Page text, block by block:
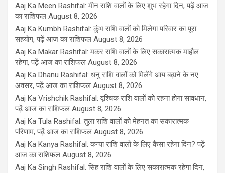
Aaj Ka Meen Rashifal: मीन राशि वालों के लिए शुभ रहेगा दिन, पढ़ें आज
का राशिफल August 8, 2026
Aaj Ka Kumbh Rashifal: कुंभ राशि वालों को मिलेगा परिवार का पूरा
सहयोग, पढ़ें आज का राशिफल August 8, 2026
Aaj Ka Makar Rashifal: मकर राशि वालों के लिए सकारात्मक माहौल
रहेगा, पढ़ें आज का राशिफल August 8, 2026
Aaj Ka Dhanu Rashifal: धनु राशि वालों को मिलेंगे आय बढ़ाने के नए
अवसर, पढ़ें आज का राशिफल August 8, 2026
Aaj Ka Vrishchik Rashifal: वृश्चिक राशि वालों को रहना होगा सावधान,
पढ़ें आज का राशिफल August 8, 2026
Aaj Ka Tula Rashifal: तुला राशि वालों को मेहनत का सकारात्मक
परिणाम, पढ़ें आज का राशिफल August 8, 2026
Aaj Ka Kanya Rashifal: कन्या राशि वालों के लिए कैसा रहेगा दिन? पढ़ें
आज का राशिफल August 8, 2026
Aaj Ka Singh Rashifal: सिंह राशि वालों के लिए सकारात्मक रहेगा दिन,